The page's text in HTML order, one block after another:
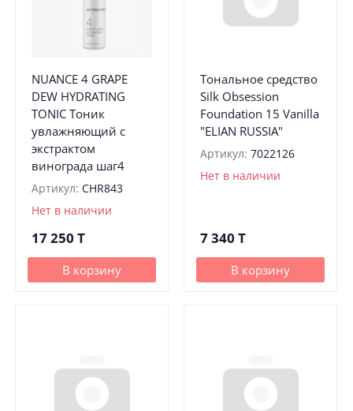
NUANCE 4 GRAPE
DEW HYDRATING
TONIC Тоник
увлажняющий с
экстрактом
винограда шаг4
Артикул: CHR843
Нет в наличии
17 250 T
В корзину
Тональное средство
Silk Obsession
Foundation 15 Vanilla
"ELIAN RUSSIA"
Артикул: 7022126
Нет в наличии
7 340 T
В корзину